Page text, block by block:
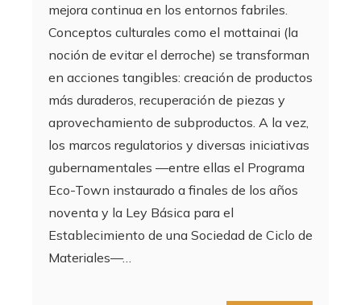
mejora continua en los entornos fabriles.
Conceptos culturales como el mottainai (la
noción de evitar el derroche) se transforman
en acciones tangibles: creación de productos
más duraderos, recuperación de piezas y
aprovechamiento de subproductos. A la vez,
los marcos regulatorios y diversas iniciativas
gubernamentales —entre ellas el Programa
Eco-Town instaurado a finales de los años
noventa y la Ley Básica para el
Establecimiento de una Sociedad de Ciclo de
Materiales—…